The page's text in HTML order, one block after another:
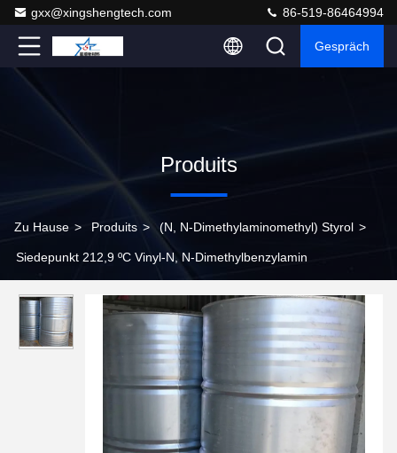
gxx@xingshengtech.com 86-519-86464994
Gespräch
Produits
Zu Hause > Produits > (N, N-Dimethylaminomethyl) Styrol >
Siedepunkt 212,9 ºC Vinyl-N, N-Dimethylbenzylamin